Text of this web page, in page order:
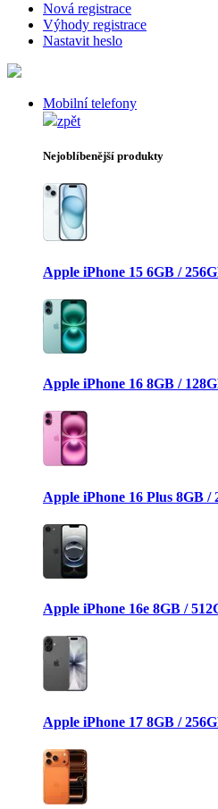
Nová registrace
Výhody registrace
Nastavit heslo
Mobilní telefony
zpět
Nejoblíbenější produkty
Apple iPhone 15 6GB /
Apple iPhone 16 8GB /
Apple iPhone 16 Plus 8GB /
Apple iPhone 16e 8GB /
Apple iPhone 17 8GB /